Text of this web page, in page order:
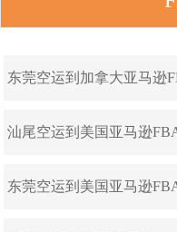
东莞空运到加拿大亚马逊
汕尾空运到美国亚马逊
东莞空运到美国亚马逊